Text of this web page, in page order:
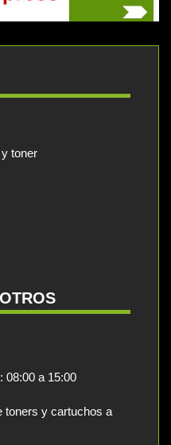
toner
08:00 a 15:00
toners y cartuchos a